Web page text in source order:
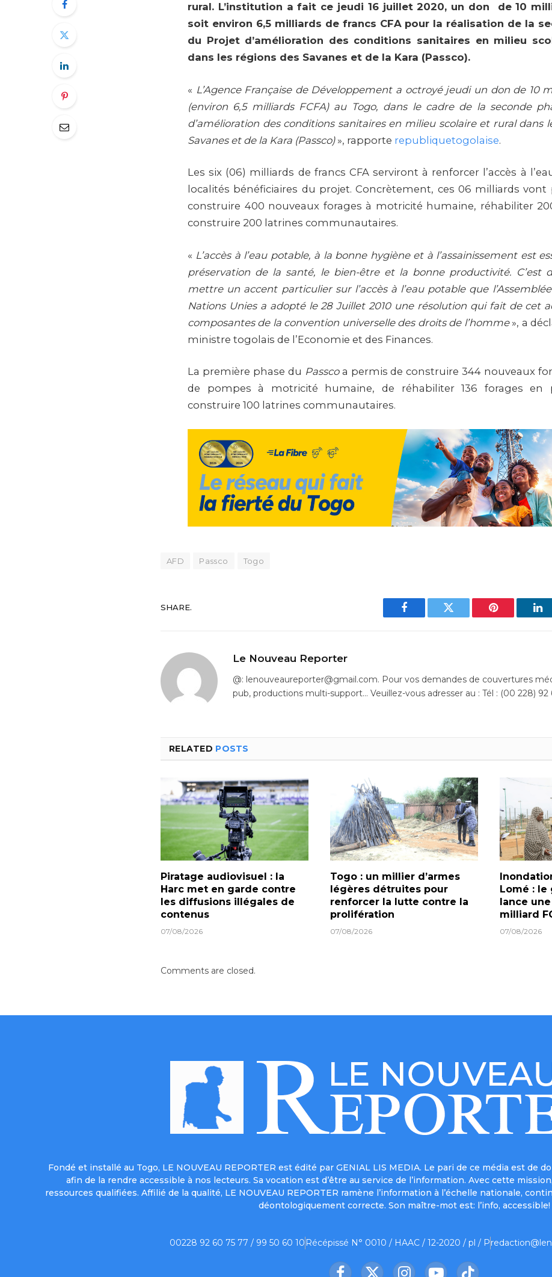
rural. L’institution a fait ce jeudi 16 juillet 2020, un don de 10
soit environ 6,5 milliards de francs CFA pour la réalisation de la
du Projet d’amélioration des conditions sanitaires en milieu
dans les régions des Savanes et de la Kara (Passco).
« L’Agence Française de Développement a octroyé jeudi un don de 10
(environ 6,5 milliards FCFA) au Togo, dans le cadre de la seconde
d’amélioration des conditions sanitaires en milieu scolaire et rural dans
Savanes et de la Kara (Passco)», rapporte republiquetogolaise.
Les six (06) milliards de francs CFA serviront à renforcer l’accès à
localités bénéficiaires du projet. Concrètement, ces 06 milliards
construire 400 nouveaux forages à motricité humaine, réhabiliter
construire 200 latrines communautaires.
« L’accès à l’eau potable, à la bonne hygiène et à l’assainissement est
préservation de la santé, le bien-être et la bonne productivité. C’est
mettre un accent particulier sur l’accès à l’eau potable que
Nations Unies a adopté le 28 Juillet 2010 une résolution qui fait de cet
composantes de la convention universelle des droits de l’homme», a
ministre togolais de l’Economie et des Finances.
La première phase du Passcoa permis de construire 344 nouveaux
de pompes à motricité humaine, de réhabiliter 136 forages en
construire 100 latrines communautaires.
AFD Passco Togo
SHARE.
Facebook Twitter Pinterest
Le Nouveau Reporter
@: lenouveaureporter@gmail.com. Pour vos demandes de couvertures
pub, productions multi-support… Veuillez-vous adresser au : Tél : (00 228) 92
RELATED POSTS
Piratage audiovisuel : la
Harc met en garde contre
les diffusions illégales de
contenus
07/08/2026
Togo : un millier d’armes
légères détruites pour
renforcer la lutte contre la
prolifération
07/08/2026
Lomé :
lance
milliard
07/08/2026
Comments are closed.
Fondé et installé au Togo, LE NOUVEAU REPORTER est édité par GENIAL LIS MEDIA. Le pari de ce média est de
afin de la rendre accessible à nos lecteurs. Sa vocation est d’être au service de l’information. Avec cette
ressources qualifiées. Affilié de la qualité, LE NOUVEAU REPORTER ramène l’information à l’échelle nationale,
déontologiquement correcte. Son maître-mot est: l’info, accessible!
00228 92 60 75 77 / 99 50 60 10 Récépissé N° 0010 / HAAC / 12-2020 / pl / P